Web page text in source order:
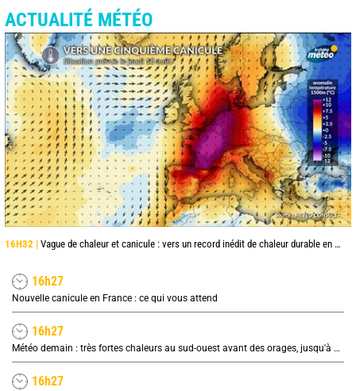
ACTUALITÉ MÉTÉO
16H32 | Vague de chaleur et canicule : vers un record inédit de chaleur durable en France
16h27
Nouvelle canicule en France : ce qui vous attend
16h27
Météo demain : très fortes chaleurs au sud-ouest avant des orages, jusqu'à 39°C
16h27